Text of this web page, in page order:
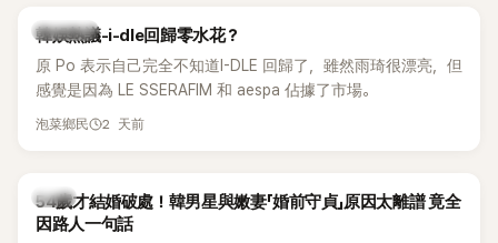
熱議討論
韓娛熱議-i-dle回歸零水花？
原 Po 表示自己完全不知道I-DLE 回歸了，雖然雨琦很漂亮，但
感覺是因為 LE SSERAFIM 和 aespa 佔據了市場。
泡菜鄉民 2 天前
韓星
54歲才結婚破處！韓男星與嫩妻「婚前守貞」原因太離譜 竟全
因路人一句話